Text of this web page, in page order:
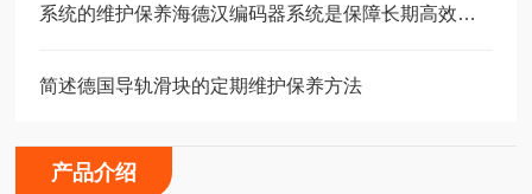
系统的维护保养海德汉编码器系统是保障长期高效运转的重要环节
简述德国导轨滑块的定期维护保养方法
产品介绍